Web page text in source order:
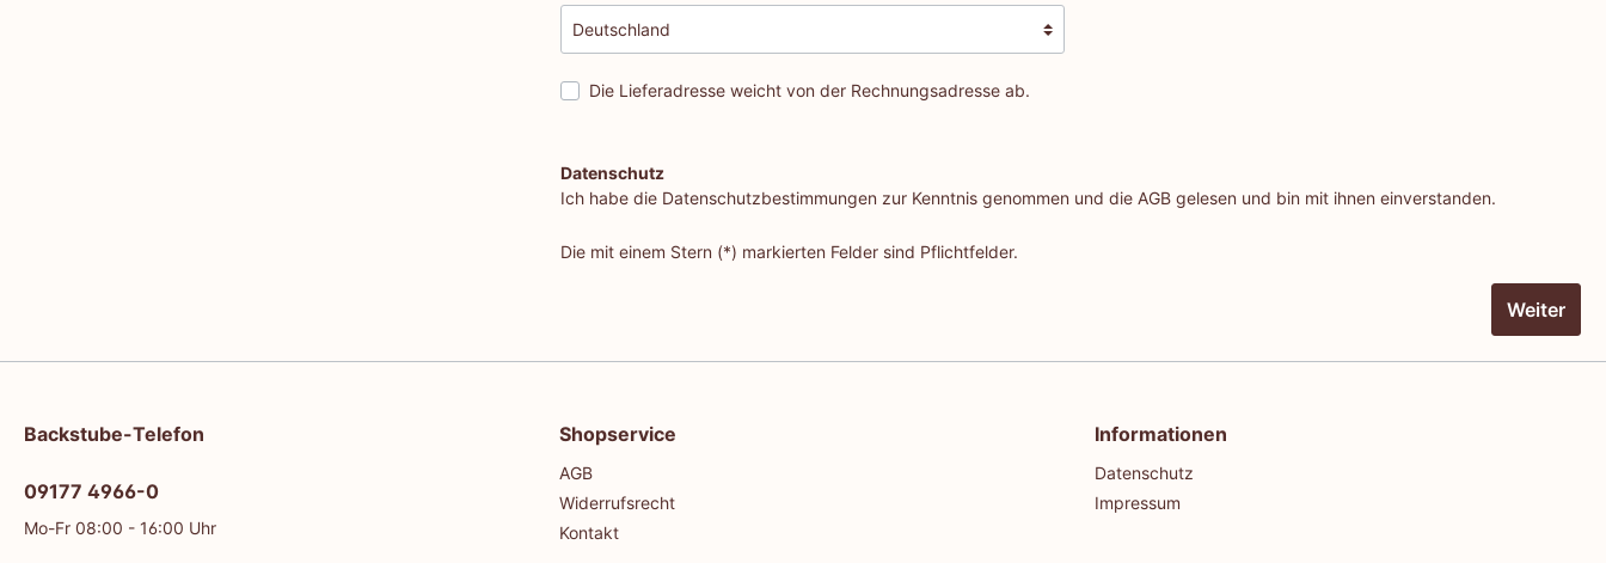
Die Lieferadresse weicht von der Rechnungsadresse ab.
Datenschutz
Ich habe die Datenschutzbestimmungen zur Kenntnis genommen und die AGB gelesen und bin mit ihnen einverstanden.
Die mit einem Stern (*) markierten Felder sind Pflichtfelder.
Weiter
Backstube-Telefon
09177 4966-0
Mo-Fr 08:00 - 16:00 Uhr
Shopservice
AGB
Widerrufsrecht
Kontakt
Informationen
Datenschutz
Impressum